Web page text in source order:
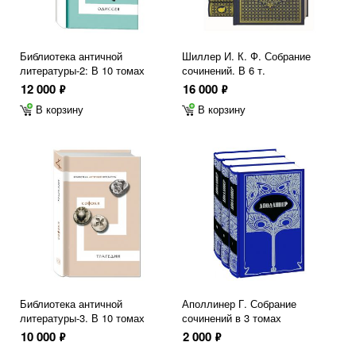
Библиотека античной
литературы-2: В 10 томах
12 000 ф
В корзину
Шиллер И. К. Ф. Собрание
сочинений. В 6 т.
16 000 ф
В корзину
Библиотека античной
литературы-3. В 10 томах
10 000 ф
Аполлинер Г. Собрание
сочинений в 3 томах
2 000 ф